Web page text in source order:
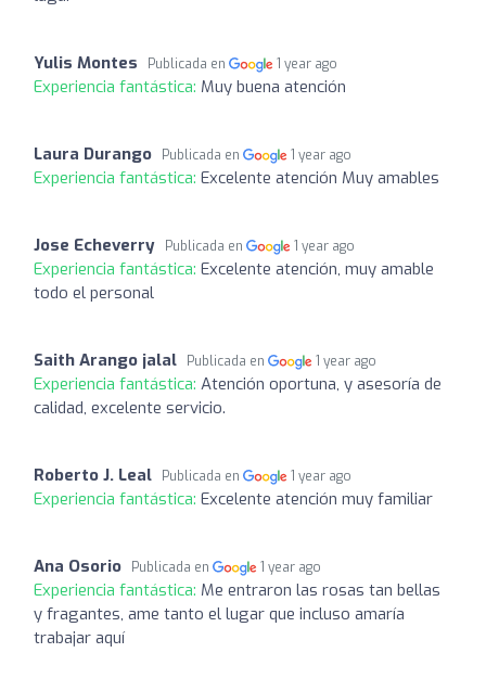
Yulis Montes Publicada en 1 year ago
Experiencia fantástica: Muy buena atención
Laura Durango Publicada en 1 year ago
Experiencia fantástica: Excelente atención Muy amables
Jose Echeverry Publicada en 1 year ago
Experiencia fantástica: Excelente atención, muy amable
todo el personal
Saith Arango jalal Publicada en 1 year ago
Experiencia fantástica: Atención oportuna, y asesoría de
calidad, excelente servicio.
Roberto J. Leal Publicada en 1 year ago
Experiencia fantástica: Excelente atención muy familiar
Ana Osorio Publicada en 1 year ago
Experiencia fantástica: Me entraron las rosas tan bellas
y fragantes, ame tanto el lugar que incluso amaría
trabajar aquí